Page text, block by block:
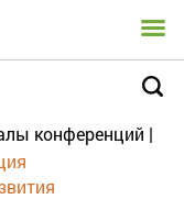
конференций |